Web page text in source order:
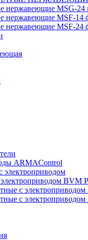
нержавеющие MSG-24
нержавеющие MSF-14
нержавеющие MSF-24
ARMAControl
электроприводом
BVM
с
с